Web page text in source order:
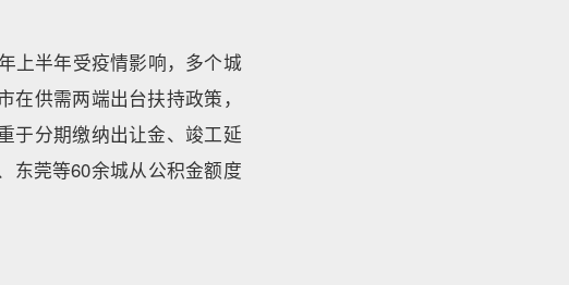
上半年受疫情影响，多个城
供需两端出台扶持政策，
于分期缴纳出让金、竣工延
东莞等60余城从公积金额度